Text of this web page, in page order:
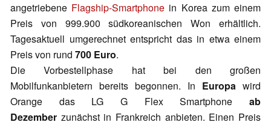
angetriebene Flagship-Smartphone in Korea zum einem
Preis von 999.900 südkoreanischen Won erhältlich.
Tagesaktuell umgerechnet entspricht das in etwa einem
Preis von rund 700 Euro.
Die Vorbestellphase hat bei den großen
Mobilfunkanbietern bereits begonnen. In Europa wird
Orange das LG G Flex Smartphone ab
Dezember zunächst in Frankreich anbieten. Einen Preis